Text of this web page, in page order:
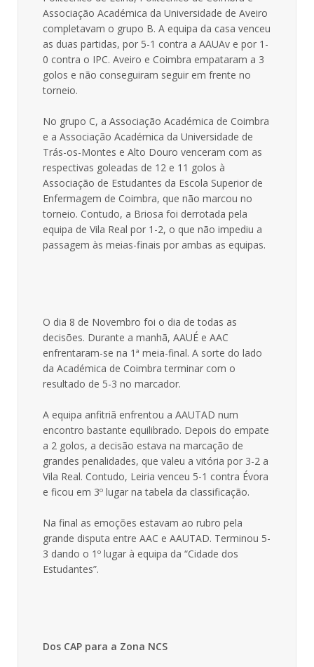
Associação Académica da Universidade de Aveiro
completavam o grupo B. A equipa da casa venceu
as duas partidas, por 5-1 contra a AAUAv e por 1-
0 contra o IPC. Aveiro e Coimbra empataram a 3
golos e não conseguiram seguir em frente no
torneio.
No grupo C, a Associação Académica de Coimbra
e a Associação Académica da Universidade de
Trás-os-Montes e Alto Douro venceram com as
respectivas goleadas de 12 e 11 golos à
Associação de Estudantes da Escola Superior de
Enfermagem de Coimbra, que não marcou no
torneio. Contudo, a Briosa foi derrotada pela
equipa de Vila Real por 1-2, o que não impediu a
passagem às meias-finais por ambas as equipas.
O dia 8 de Novembro foi o dia de todas as
decisões. Durante a manhã, AAUÉ e AAC
enfrentaram-se na 1ª meia-final. A sorte do lado
da Académica de Coimbra terminar com o
resultado de 5-3 no marcador.
A equipa anfitriã enfrentou a AAUTAD num
encontro bastante equilibrado. Depois do empate
a 2 golos, a decisão estava na marcação de
grandes penalidades, que valeu a vitória por 3-2 a
Vila Real. Contudo, Leiria venceu 5-1 contra Évora
e ficou em 3º lugar na tabela da classificação.
Na final as emoções estavam ao rubro pela
grande disputa entre AAC e AAUTAD. Terminou 5-
3 dando o 1º lugar à equipa da “Cidade dos
Estudantes”.
Dos CAP para a Zona NCS